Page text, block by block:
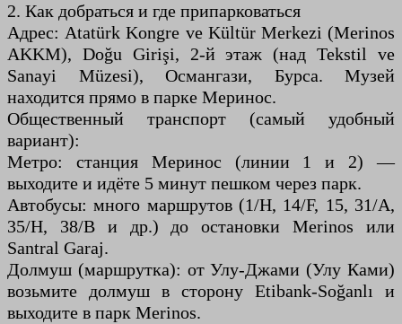
2. Как добраться и где припарковаться
Адрес: Atatürk Kongre ve Kültür Merkezi (Merinos
AKKM), Doğu Girişi, 2-й этаж (над Tekstil ve
Sanayi Müzesi), Османгази, Бурса. Музей
находится прямо в парке Меринос.
Общественный транспорт (самый удобный
вариант):
Метро: станция Меринос (линии 1 и 2) —
выходите и идёте 5 минут пешком через парк.
Автобусы: много маршрутов (1/H, 14/F, 15, 31/A,
35/H, 38/B и др.) до остановки Merinos или
Santral Garaj.
Долмуш (маршрутка): от Улу-Джами (Улу Ками)
возьмите долмуш в сторону Etibank-Soğanlı и
выходите в парк Merinos.